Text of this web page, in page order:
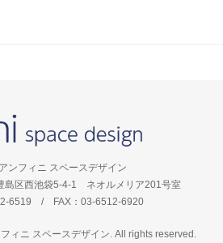
ンフィニ スペースデザイン
区西池袋5-4-1 ネオルメリア201号室
6519 / FAX：03-6512-6920
ィニ スペースデザイン. All rights reserved.